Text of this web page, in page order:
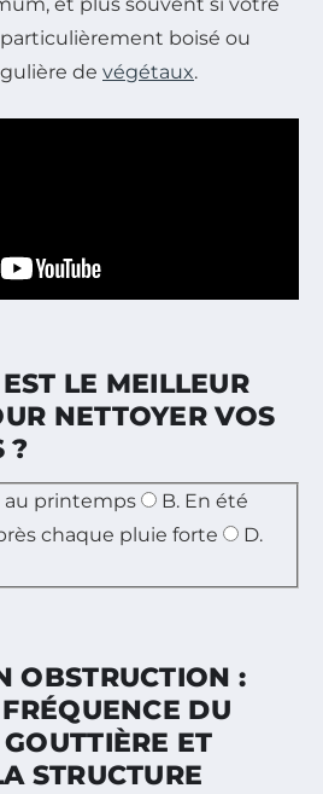
et plus souvent si votre
boisé ou
de végétaux.
LE MEILLEUR
NETTOYER VOS
?
réponse parmi les options
au printemps
B. En été
chaque pluie forte
D.
OBSTRUCTION :
DU
ET
STRUCTURE